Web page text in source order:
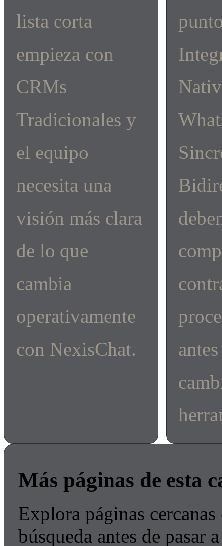
lista corta
empieza con
CRMs
Tradicionales y
el equipo
necesita una
visión más clara
de lo que
cambia
operativamente
con NexisChat.
Más páginas de esta
Explora páginas
búsqueda antes de pasar